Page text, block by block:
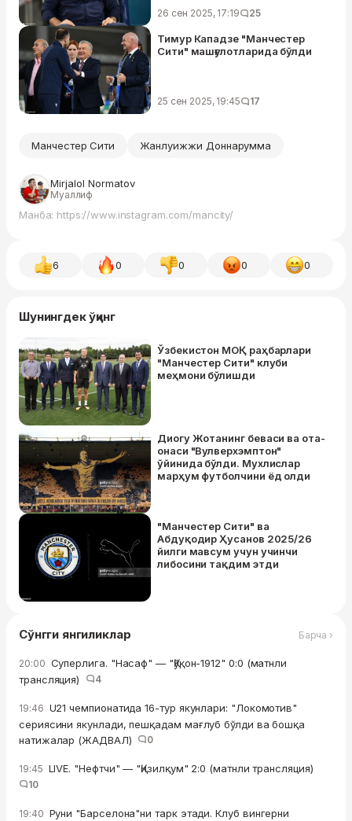
26 сен 2025, 17:19 25
Тимур Кападзе "Манчестер
Сити" машғулотларида бўлди
25 сен 2025, 19:45 17
Манчестер Сити Жанлуижжи Доннарумма
Mirjalol Normatov
Муаллиф
Манба: https://www.instagram.com/mancity/
6 0 0 0 0
Шунингдек ўқинг
Ўзбекистон МОҚ раҳбарлари
"Манчестер Сити" клуби
меҳмони бўлишди
Диогу Жотанинг беваси ва ота-
онаси "Вулверхэмптон"
ўйинида бўлди. Мухлислар
марҳум футболчини ёд олди
"Манчестер Сити" ва
Абдуқодир Ҳусанов 2025/26
йилги мавсум учун учинчи
либосини тақдим этди
Сўнгги янгиликлар Барча ›
20:00 Суперлига. "Насаф" — "Қўқон-1912" 0:0 (матнли
трансляция)
4
19:46 U21 чемпионатида 16-тур якунлари: "Локомотив"
сериясини якунлади, пешқадам мағлуб бўлди ва бошқа
натижалар (ЖАДВАЛ)
0
19:45 LIVE. "Нефтчи" — "Қизилқум" 2:0 (матнли трансляция)
10
19:40 Руни "Барселона"ни тарк этади. Клуб вингерни